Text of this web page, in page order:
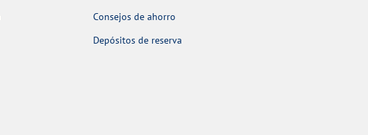
Consejos de ahorro
Depósitos de reserva